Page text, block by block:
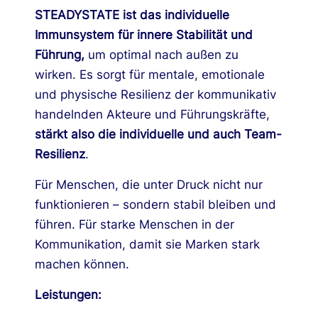
STEADYSTATE ist das individuelle
Immunsystem für innere Stabilität und
Führung, um optimal nach außen zu
wirken. Es sorgt für mentale, emotionale
und physische Resilienz der kommunikativ
handelnden Akteure und Führungskräfte,
stärkt also die individuelle und auch Team-
Resilienz.
Für Menschen, die unter Druck nicht nur
funktionieren – sondern stabil bleiben und
führen. Für starke Menschen in der
Kommunikation, damit sie Marken stark
machen können.
Leistungen: